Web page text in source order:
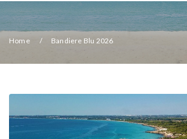
Home Bandiere Blu 2026